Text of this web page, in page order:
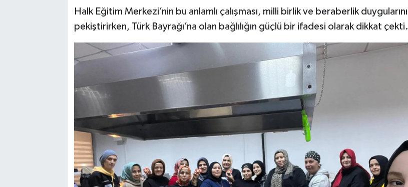
Halk Eğitim Merkezi’nin bu anlamlı çalışması, milli birlik ve beraberlik duygularını
pekiştirirken, Türk Bayrağı’na olan bağlılığın güçlü bir ifadesi olarak dikkat çekti.